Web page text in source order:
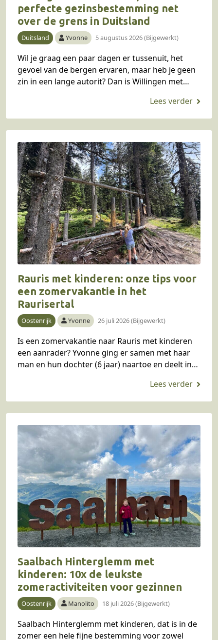
perfecte gezinsbestemming net
over de grens in Duitsland
Duitsland Yvonne 5 augustus 2026 (Bijgewerkt)
Wil je graag een paar dagen er tussenuit, het
gevoel van de bergen ervaren, maar heb je geen
zin in een lange autorit? Dan is Willingen met
Rauris met kinderen: onze tips voor
een zomervakantie in het
Raurisertal
Oostenrijk Yvonne 26 juli 2026 (Bijgewerkt)
Is een zomervakantie naar Rauris met kinderen
een aanrader? Yvonne ging er samen met haar
man en hun dochter (6 jaar) naartoe en deelt in
Saalbach Hinterglemm met
kinderen: 10x de leukste
zomeractiviteiten voor gezinnen
Oostenrijk Manolito 18 juli 2026 (Bijgewerkt)
Saalbach Hinterglemm met kinderen, dat is in de
zomer een hele fijne bestemming voor zowel